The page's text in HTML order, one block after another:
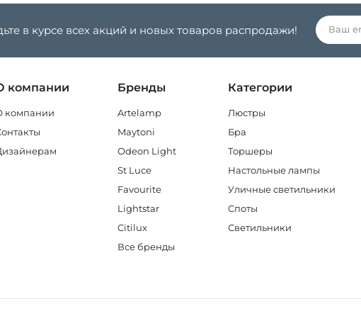
в курсе всех акций и новых товаров распродажи!
компании
компании
Бренды
Artelamp
Maytoni
Odeon Light
St Luce
Favourite
Lightstar
Citilux
Все бренды
Категории
Люстры
Бра
Торшеры
Настольные лампы
Уличные светильники
Споты
Светильники